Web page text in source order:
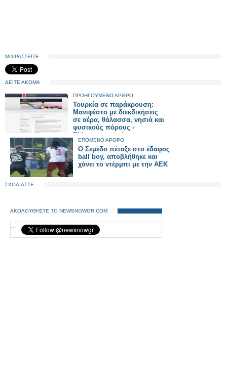
ΜΟΙΡΑΣΤΕΙΤΕ
ΔΕΙΤΕ ΑΚΟΜΑ
ΠΡΟΗΓΟΥΜΕΝΟ ΑΡΘΡΟ
Τουρκία σε παράκρουση:
Μανιφέστο με διεκδικήσεις
σε αέρα, θάλασσα, νησιά και
φυσικούς πόρους -
Ελληνοτουρκικά
ΕΠΟΜΕΝΟ ΑΡΘΡΟ
Ο Σεμέδο πέταξε στο έδαφος
ball boy, αποβλήθηκε και
χάνει το ντέρμπι με την ΑΕΚ
ΣΧΟΛΙΑΣΤΕ
ΑΚΟΛΟΥΘΗΣΤΕ ΤΟ NEWSNOWGR.COM